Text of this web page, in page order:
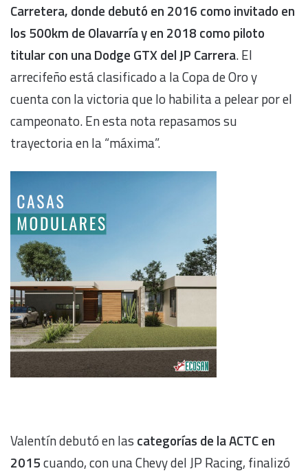
Carretera, donde debutó en 2016 como invitado en
los 500km de Olavarría y en 2018 como piloto
titular con una Dodge GTX del JP Carrera. El
arrecifeño está clasificado a la Copa de Oro y
cuenta con la victoria que lo habilita a pelear por el
campeonato. En esta nota repasamos su
trayectoria en la “máxima”.
Valentín debutó en las categorías de la ACTC en
2015cuando, con una Chevy del JP Racing, finalizó